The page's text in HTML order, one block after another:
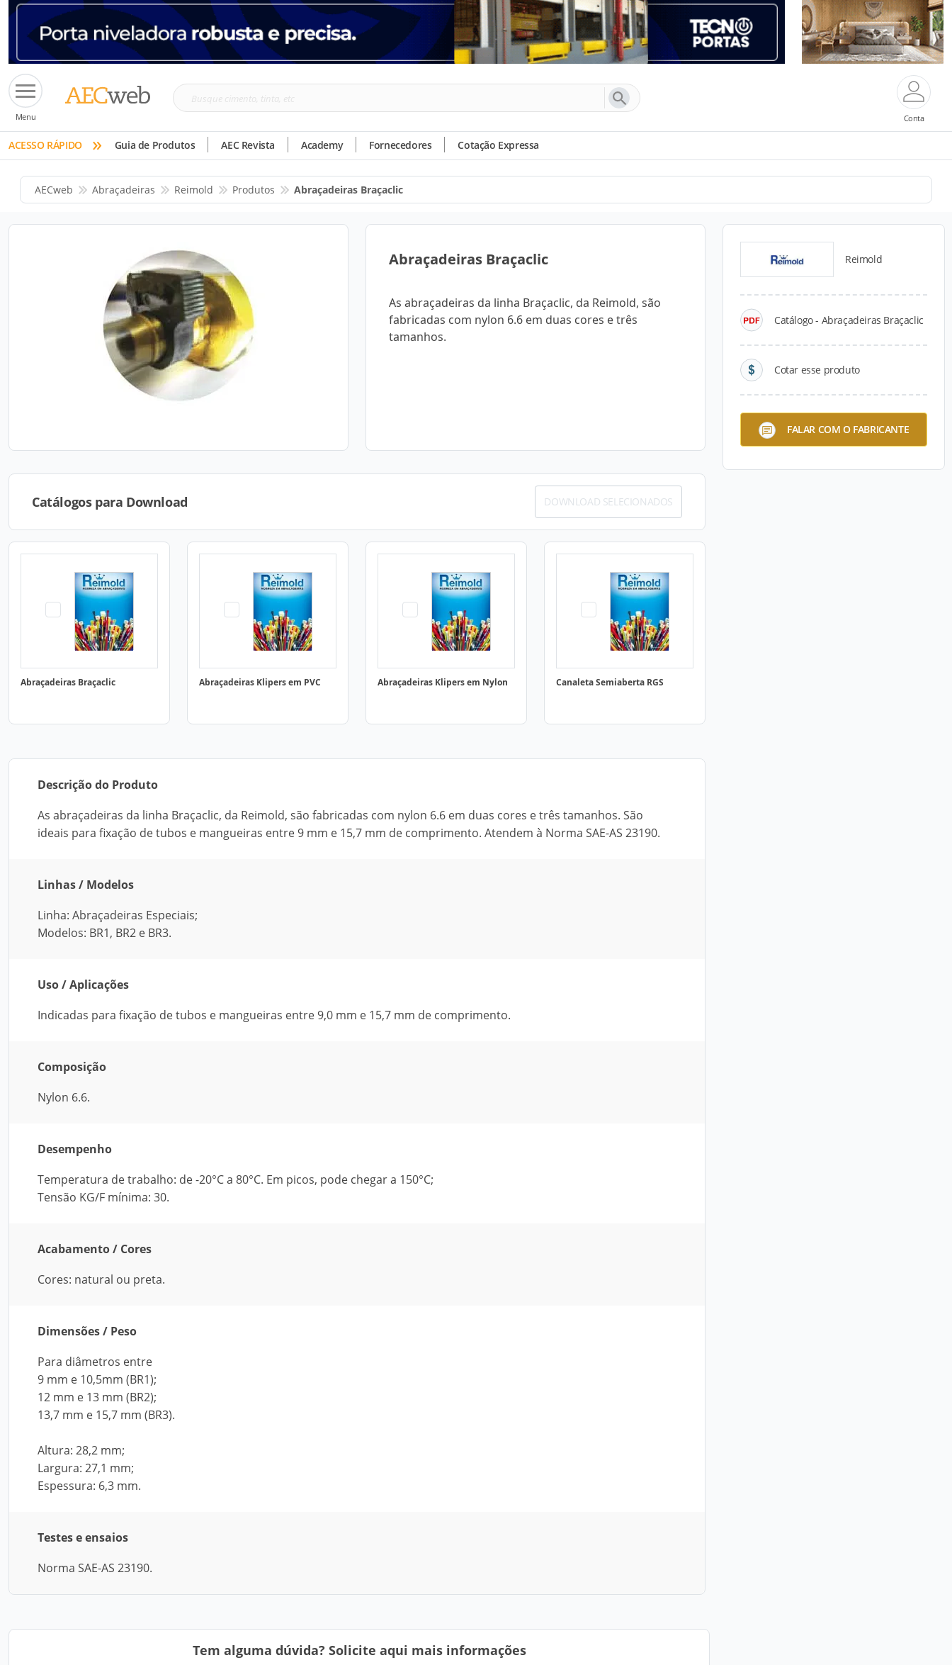
Menu
Busque
tinta,
etc
Conta
ACESSO RÁPIDO » Guia de Produtos AEC Revista Academy Fornecedores Cotação Expressa
AECweb Abraçadeiras Reimold Produtos Abraçadeiras Braçaclic
Abraçadeiras Braçaclic
As abraçadeiras da linha Braçaclic, da Reimold, são
fabricadas com nylon 6.6 em duas cores e três
tamanhos.
Reimold
Catálogo - Abraçadeiras Braçaclic
Cotar esse produto
FALAR COM O FABRICANTE
Catálogos para Download DOWNLOAD SELECIONADOS
Abraçadeiras Braçaclic Abraçadeiras Klipers em PVC Abraçadeiras Klipers em Nylon Canaleta Semiaberta RGS
Descrição do Produto
As abraçadeiras da linha Braçaclic, da Reimold, são fabricadas com nylon 6.6 em duas cores e três tamanhos. São
ideais para fixação de tubos e mangueiras entre 9 mm e 15,7 mm de comprimento. Atendem à Norma SAE-AS 23190.
Linhas / Modelos
Linha: Abraçadeiras Especiais;
Modelos: BR1, BR2 e BR3.
Uso / Aplicações
Indicadas para fixação de tubos e mangueiras entre 9,0 mm e 15,7 mm de comprimento.
Composição
Nylon 6.6.
Desempenho
Temperatura de trabalho: de -20°C a 80°C. Em picos, pode chegar a 150°C;
Tensão KG/F mínima: 30.
Acabamento / Cores
Cores: natural ou preta.
Dimensões / Peso
Para diâmetros entre
9 mm e 10,5mm (BR1);
12 mm e 13 mm (BR2);
13,7 mm e 15,7 mm (BR3).
Altura: 28,2 mm;
Largura: 27,1 mm;
Espessura: 6,3 mm.
Testes e ensaios
Norma SAE-AS 23190.
Tem alguma dúvida? Solicite aqui mais informações